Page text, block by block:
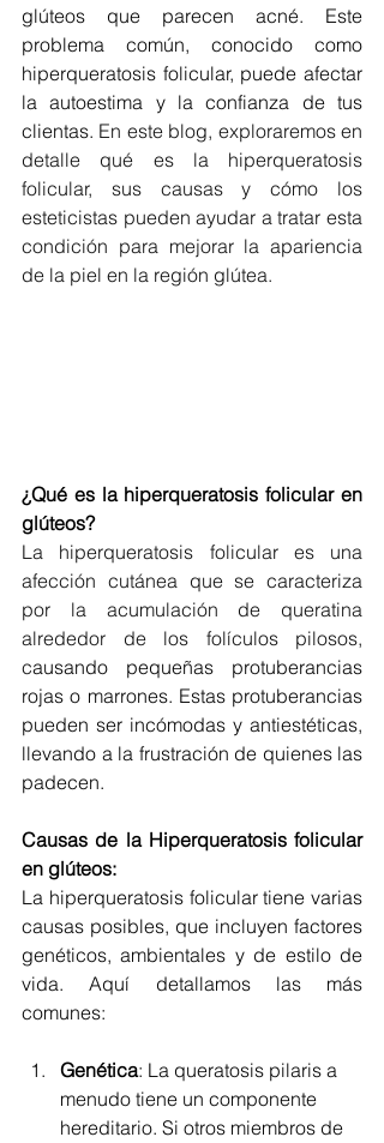
glúteos que parecen acné. Este
problema común, conocido como
hiperqueratosis folicular, puede afectar
la autoestima y la confianza de tus
clientas. En este blog, exploraremos en
detalle qué es la hiperqueratosis
folicular, sus causas y cómo los
esteticistas pueden ayudar a tratar esta
condición para mejorar la apariencia
de la piel en la región glútea.
¿Qué es la hiperqueratosis folicular en
glúteos?
La hiperqueratosis folicular es una
afección cutánea que se caracteriza
por la acumulación de queratina
alrededor de los folículos pilosos,
causando pequeñas protuberancias
rojas o marrones. Estas protuberancias
pueden ser incómodas y antiestéticas,
llevando a la frustración de quienes las
padecen.
Causas de la Hiperqueratosis folicular
en glúteos:
La hiperqueratosis folicular tiene varias
causas posibles, que incluyen factores
genéticos, ambientales y de estilo de
vida. Aquí detallamos las más
comunes:
Genética: La queratosis pilaris a
menudo tiene un componente
hereditario. Si otros miembros de